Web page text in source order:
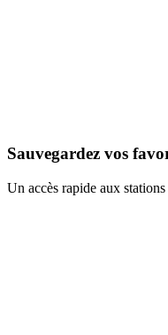
Sauvegardez vos
Un accès rapide aux